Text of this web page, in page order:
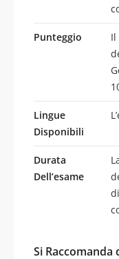
Punteggio
Il
Lingue
Disponibili
Durata
Dell’esame
Si